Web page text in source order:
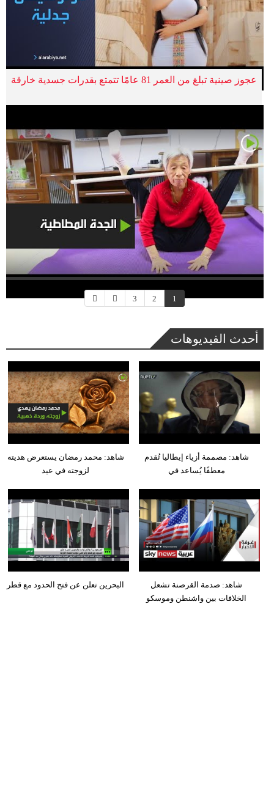
عجوز صينية تبلغ من العمر 81 عامًا تتمتع بقدرات جسدية خارقة
1
2
3
أحدث الفيديوهات
شاهد: محمد رمضان يستعرض هديته
لزوجته في عيد
شاهد: مصممة أزياء إيطاليا تُقدم
معطفًا يُساعد في
البحرين تعلن عن فتح الحدود مع قطر
شاهد: صدمة القرصنة تشعل
الخلافات بين واشنطن وموسكو